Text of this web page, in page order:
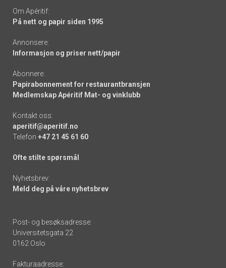
Om Apéritif:
På nett og papir siden 1995
Annonsere:
Informasjon og priser nett/papir
Abonnere:
Papirabonnement for restaurantbransjen
Medlemskap Apéritif Mat- og vinklubb
Kontakt oss:
aperitif@aperitif.no
Telefon +47 21 45 61 60
Ofte stilte spørsmål
Nyhetsbrev:
Meld deg på våre nyhetsbrev
Post- og besøksadresse:
Universitetsgata 22
0162 Oslo
Fakturaadresse: